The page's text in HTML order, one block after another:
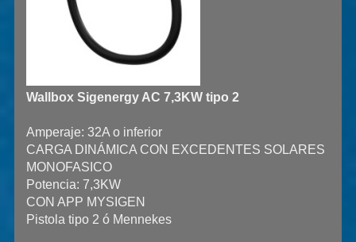
Wallbox Sigenergy AC 7,3KW tipo 2
Amperaje: 32A o inferior
CARGA DINÁMICA CON EXCEDENTES SOLARES
MONOFASICO
Potencia: 7,3KW
CON APP MYSIGEN
Pistola tipo 2 ó Mennekes